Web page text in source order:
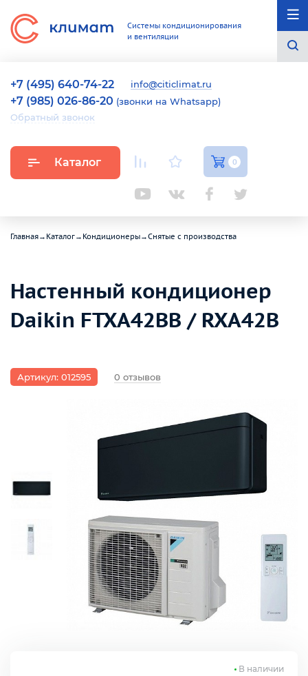
Системы кондиционирования
и вентиляции
+7 (495) 640-74-22 info@citiclimat.ru
+7 (985) 026-86-20 (звонки на Whatsapp)
Обратный звонок
Каталог 0
Главная→ Каталог→ Кондиционеры→Снятые с производства
Настенный кондиционер
Daikin FTXA42BB / RXA42B
Артикул: 012595 0 отзывов
В наличии